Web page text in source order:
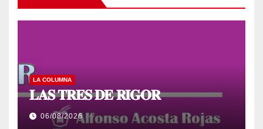
LA COLUMNA
𝐋𝐀𝐒 𝐓𝐑𝐄𝐒 𝐃𝐄 𝐑𝐈𝐆𝐎𝐑
06/08/2026